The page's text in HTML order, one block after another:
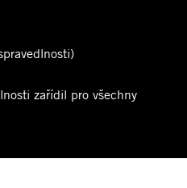
zařídil pro všechny